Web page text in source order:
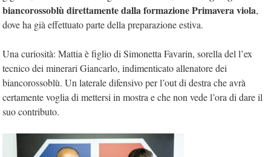
biancorossoblù direttamente dalla formazione Primavera viola,
dove ha già effettuato parte della preparazione estiva.
Una curiosità: Mattia è figlio di Simonetta Favarin, sorella del l’ex
tecnico dei minerari Giancarlo, indimenticato allenatore dei
biancorossoblù. Un laterale difensivo per l’out di destra che avrà
certamente voglia di mettersi in mostra e che non vede l’ora di dare il
suo contributo.